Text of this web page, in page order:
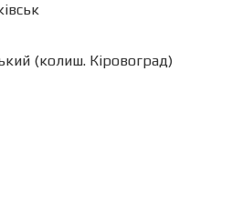
(колиш. Кіровоград)